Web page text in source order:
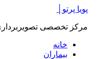
پرش
محتوا
پویا پرتو│
مرکز تخصصی
خانه
بیماران